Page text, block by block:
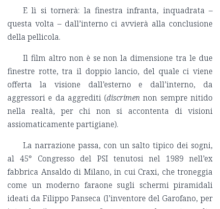
E lì si tornerà: la finestra infranta, inquadrata –
questa volta – dall’interno ci avvierà alla conclusione
della pellicola.
Il film altro non è se non la dimensione tra le due
finestre rotte, tra il doppio lancio, del quale ci viene
offerta la visione dall’esterno e dall’interno, da
aggressori e da aggrediti (discrimen non sempre nitido
nella realtà, per chi non si accontenta di visioni
assiomaticamente partigiane).
La narrazione passa, con un salto tipico dei sogni,
al 45° Congresso del PSI tenutosi nel 1989 nell’ex
fabbrica Ansaldo di Milano, in cui Craxi, che troneggia
come un moderno faraone sugli schermi piramidali
ideati da Filippo Panseca (l’inventore del Garofano, per